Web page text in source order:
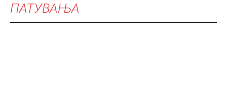
ПАТУВАЊА